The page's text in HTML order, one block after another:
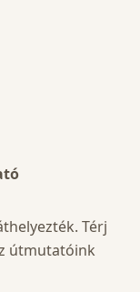
Térj
útmutatóink